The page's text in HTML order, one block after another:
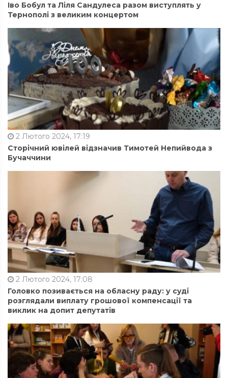
Іво Бобул та Ліля Сандулеса разом виступлять у
Тернополі з великим концертом
2 Лютого 2024, 17:19
Сторічний ювілей відзначив Тимотей Непийвода з
Бучаччини
2 Лютого 2024, 17:08
Головко позивається на обласну раду: у суді
розглядали виплату грошової компенсації та
виклик на допит депутатів